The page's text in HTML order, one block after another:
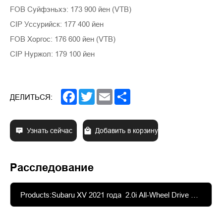
FOB Суйфэньхэ: 173 900 йен (VTB)
CIP Уссурийск: 177 400 йен
FOB Хоргос: 176 600 йен (VTB)
CIP Нуржол: 179 100 йен
ДЕЛИТЬСЯ: Facebook
TwitterEmail
Узнать сейчас Добавить в корзину
Расследование